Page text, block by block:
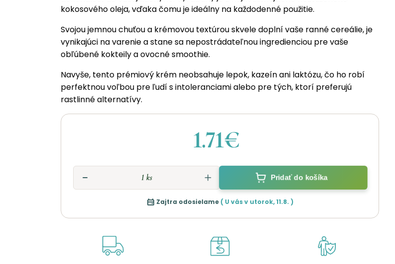
kokosového oleja, vďaka čomu je ideálny na každodenné použitie.
Svojou jemnou chuťou a krémovou textúrou skvele doplní vaše ranné cereálie, je
vynikajúci na varenie a stane sa nepostrádateľnou ingredienciou pre vaše
obľúbené kokteily a ovocné smoothie.
Navyše, tento prémiový krém neobsahuje lepok, kazeín ani laktózu, čo ho robí
perfektnou voľbou pre ľudí s intoleranciami alebo pre tých, ktorí preferujú
rastlinné alternatívy.
1.71€
Pridať do košíka
Zajtra odosielame ( U vás v utorok,11.8. )